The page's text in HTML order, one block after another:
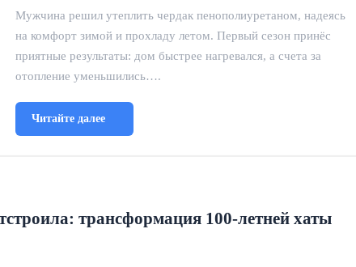
Мужчина решил утеплить чердак пенополиуретаном, надеясь
на комфорт зимой и прохладу летом. Первый сезон принёс
приятные результаты: дом быстрее нагревался, а счета за
отопление уменьшились….
Читайте далее
трансформация 100-летней хаты